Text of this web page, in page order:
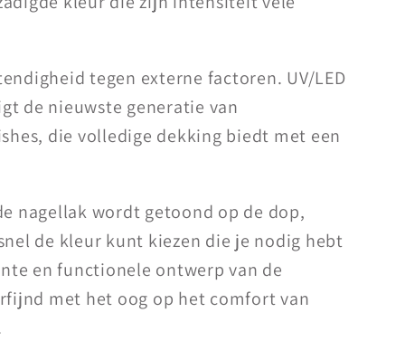
tegen externe factoren. UV/LED
de nieuwste generatie van
die volledige dekking biedt met een
nagellak wordt getoond op de dop,
de kleur kunt kiezen die je nodig hebt
en functionele ontwerp van de
met het oog op het comfort van